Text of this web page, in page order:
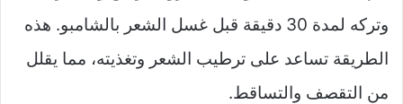
وتركه لمدة 30 دقيقة قبل غسل الشعر بالشامبو. هذه
الطريقة تساعد على ترطيب الشعر وتغذيته، مما يقلل
من التقصف والتساقط.